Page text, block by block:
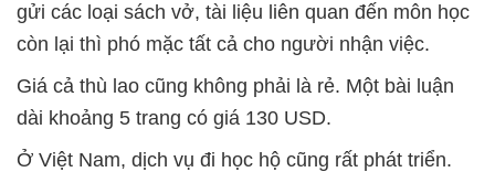
gửi các loại sách vở, tài liệu liên quan đến môn học
còn lại thì phó mặc tất cả cho người nhận việc.
Giá cả thù lao cũng không phải là rẻ. Một bài luận
dài khoảng 5 trang có giá 130 USD.
Ở Việt Nam, dịch vụ đi học hộ cũng rất phát triển.